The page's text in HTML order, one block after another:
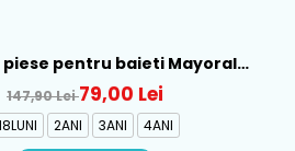
piese pentru baieti Mayoral,
Alb-Albastru - 1665-31
147,90 Lei79,00 Lei
2ANI 3ANI 4ANI